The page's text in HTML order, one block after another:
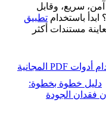
سريع، وقابل
تطبيق
مستندات أكثر
أهم مخاطر الأمان عند استخدام أدوات PDF المجانية
دليل خطوة بخطوة: